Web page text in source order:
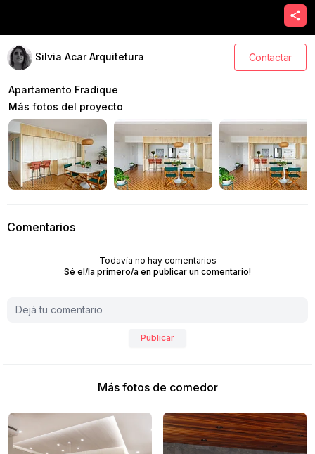
Silvia Acar Arquitetura Contactar
Apartamento Fradique
Más fotos del proyecto
Comentarios
Todavía no hay comentarios
Sé el/la primero/a en publicar un comentario!
Publicar
Más fotos de comedor